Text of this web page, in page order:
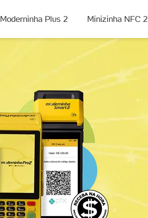
Moderninha Plus 2 Minizinha NFC 2